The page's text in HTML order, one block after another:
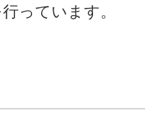
っています。